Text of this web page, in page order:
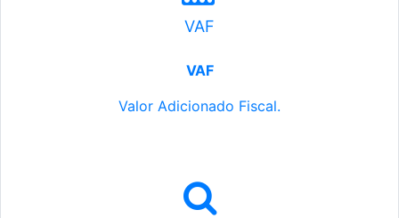
VAF
VAF
Valor Adicionado Fiscal.